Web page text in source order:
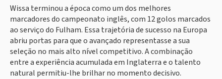
Wissa terminou a época como um dos melhores
marcadores do campeonato inglês, com 12 golos marcados
ao serviço do Fulham. Essa trajetória de sucesso na Europa
abriu portas para que o avançado representasse a sua
seleção no mais alto nível competitivo. A combinação
entre a experiência acumulada em Inglaterra e o talento
natural permitiu-lhe brilhar no momento decisivo.